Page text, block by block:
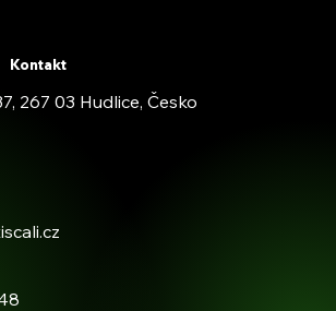
Kontakt
267 03 Hudlice, Česko